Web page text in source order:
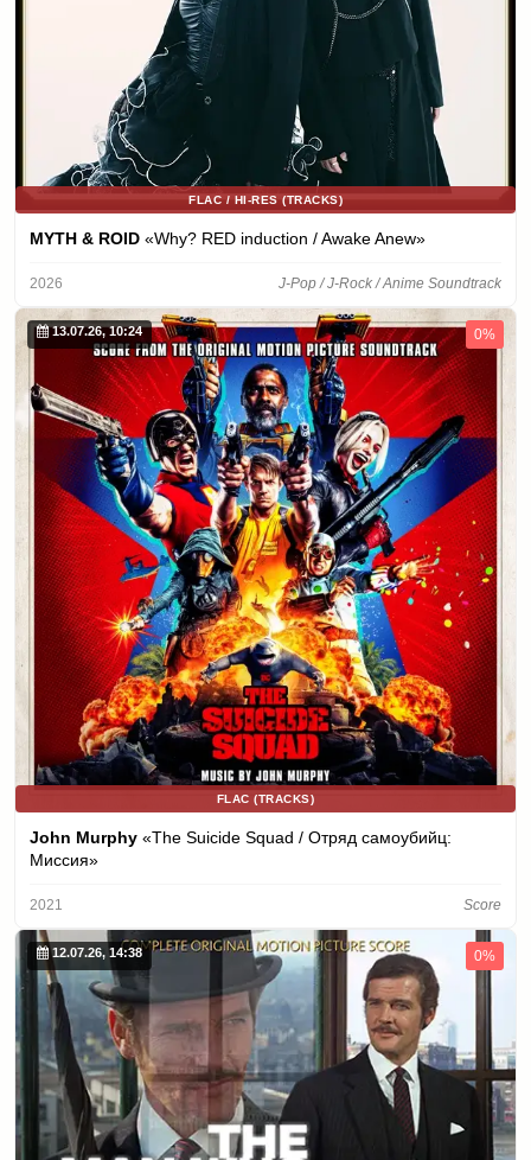
FLAC / HI-RES (TRACKS)
MYTH & ROID «Why? RED induction / Awake Anew»
2026 J-Pop / J-Rock / Anime Soundtrack
13.07.26, 10:24 0%
FLAC (TRACKS)
John Murphy «The Suicide Squad / Отряд самоубийц:
Миссия»
2021 Score
12.07.26, 14:38 0%